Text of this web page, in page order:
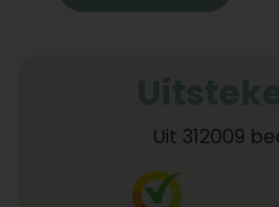
Uit 312009